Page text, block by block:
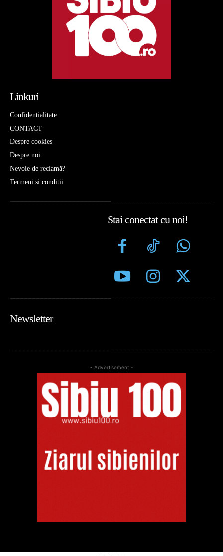
Linkuri
Confidentialitate
CONTACT
Despre cookies
Despre noi
Nevoie de reclamă?
Termeni si conditii
Stai conectat cu noi!
Newsletter
- Advertisement -